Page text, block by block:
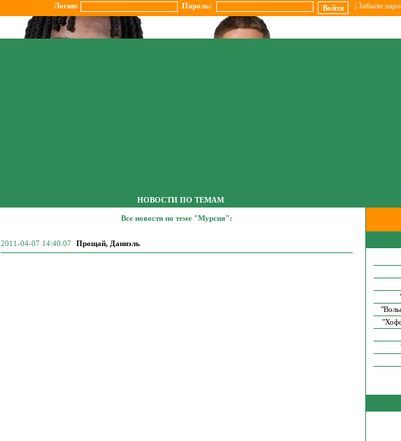
Логин: Пароль: Забыли
НОВОСТИ ПО ТЕМАМ
Все новости по теме "Мурсия":
2011-04-07 14:40:07 Прощай, Даниэль